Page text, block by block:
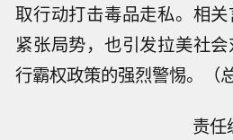
取行动打击毒品走私。相
紧张局势，也引发拉美社
行霸权政策的强烈警惕。（
责任